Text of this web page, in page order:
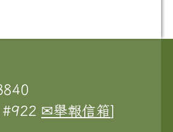
#922 ✉舉報信箱]